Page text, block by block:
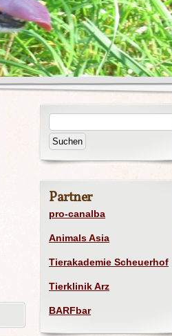
Partner
pro-canalba
Animals Asia
Tierakademie Scheuerhof
Tierklinik Arz
BARFbar